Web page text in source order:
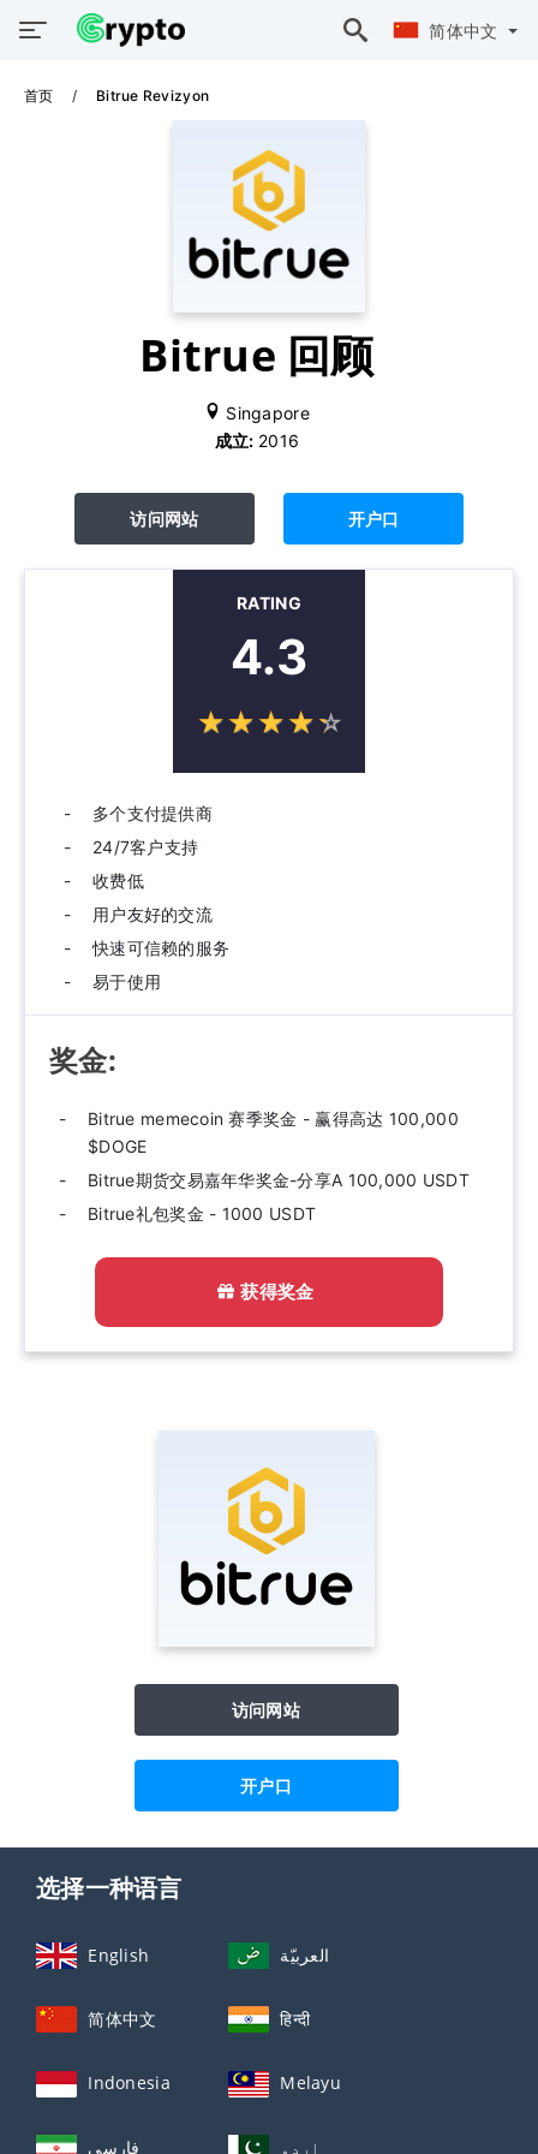
简体中文
首页 Bitrue Revizyon
Bitrue 回顾
Singapore
成立: 2016
访问网站 开户口
RATING
4.3
☆☆☆☆☆
★★★★★
多个支付提供商
24/7客户支持
收费低
用户友好的交流
快速可信赖的服务
易于使用
奖金:
Bitrue memecoin 赛季奖金 - 赢得高达 100,000
$DOGE
Bitrue期货交易嘉年华奖金-分享A 100,000 USDT
Bitrue礼包奖金 - 1000 USDT
获得奖金
访问网站
开户口
选择一种语言
English العربيّة
简体中文 हिन्दी
Indonesia Melayu
فارسی اردو